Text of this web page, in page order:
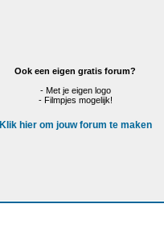
Ook een eigen gratis forum?
- Met je eigen logo
- Filmpjes mogelijk!
Klik hier om jouw forum te maken